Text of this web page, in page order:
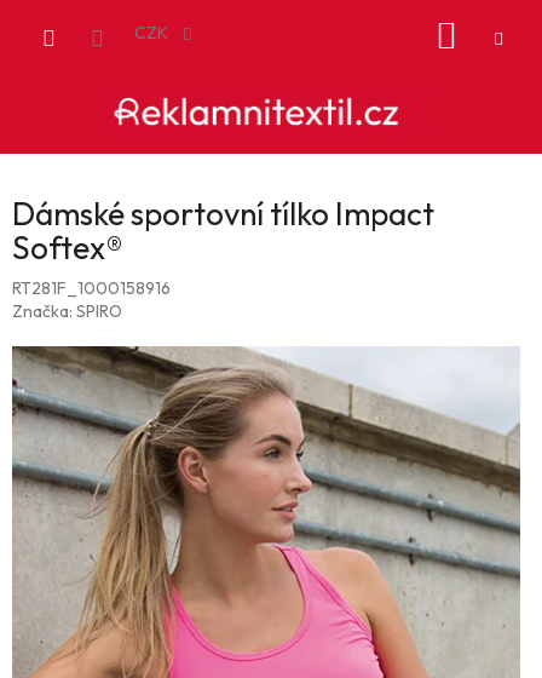
CZK
Dámské sportovní tílko Impact
Softex®
RT281F_1000158916
Značka: SPIRO